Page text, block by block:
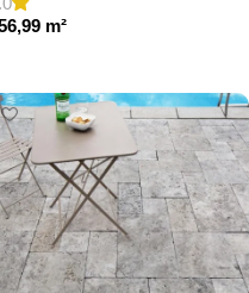
m²